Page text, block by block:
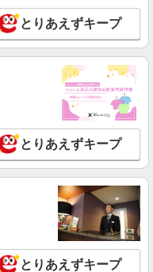
とりあえずキープ
とりあえずキープ
とりあえずキープ